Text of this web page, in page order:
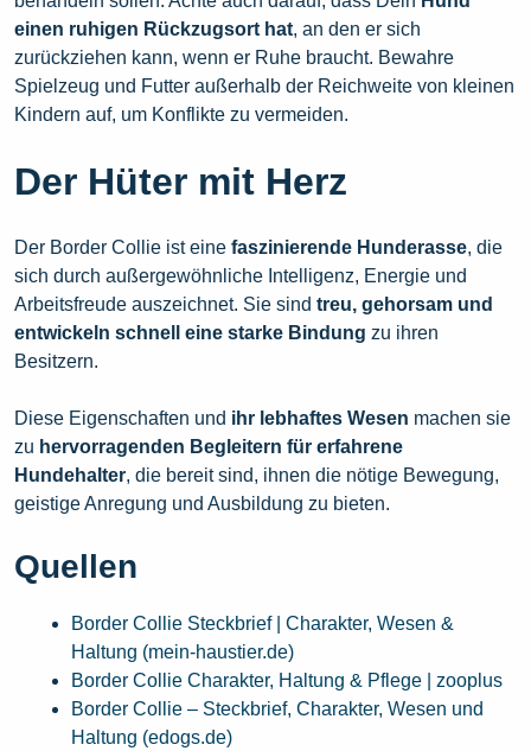
einen ruhigen Rückzugsort hat, an den er sich
zurückziehen kann, wenn er Ruhe braucht. Bewahre
Spielzeug und Futter außerhalb der Reichweite von kleinen
Kindern auf, um Konflikte zu vermeiden.
Der Hüter mit Herz
Der Border Collie ist eine faszinierende Hunderasse, die
sich durch außergewöhnliche Intelligenz, Energie und
Arbeitsfreude auszeichnet. Sie sind treu, gehorsam und
entwickeln schnell eine starke Bindung zu ihren
Besitzern.
Diese Eigenschaften und ihr lebhaftes Wesen machen sie
zu hervorragenden Begleitern für erfahrene
Hundehalter, die bereit sind, ihnen die nötige Bewegung,
geistige Anregung und Ausbildung zu bieten.
Quellen
Border Collie Steckbrief | Charakter, Wesen &
Haltung (mein-haustier.de)
Border Collie Charakter, Haltung & Pflege | zooplus
Border Collie – Steckbrief, Charakter, Wesen und
Haltung (edogs.de)